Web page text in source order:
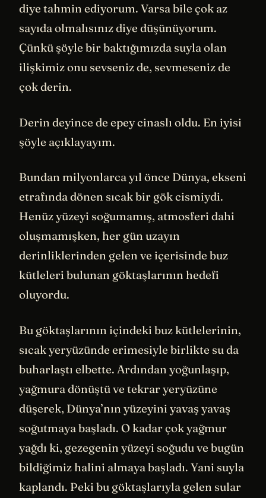
diye tahmin ediyorum. Varsa bile çok az
sayıda olmalısınız diye düşünüyorum.
Çünkü şöyle bir baktığımızda suyla olan
ilişkimiz onu sevseniz de, sevmeseniz de
çok derin.
Derin deyince de epey cinaslı oldu. En iyisi
şöyle açıklayayım.
Bundan milyonlarca yıl önce Dünya, ekseni
etrafında dönen sıcak bir gök cismiydi.
Henüz yüzeyi soğumamış, atmosferi dahi
oluşmamışken, her gün uzayın
derinliklerinden gelen ve içerisinde buz
kütleleri bulunan göktaşlarının hedefi
oluyordu.
Bu göktaşlarının içindeki buz kütlelerinin,
sıcak yeryüzünde erimesiyle birlikte su da
buharlaştı elbette. Ardından yoğunlaşıp,
yağmura dönüştü ve tekrar yeryüzüne
düşerek, Dünya’nın yüzeyini yavaş yavaş
soğutmaya başladı. O kadar çok yağmur
yağdı ki, gezegenin yüzeyi soğudu ve bugün
bildiğimiz halini almaya başladı. Yani suyla
kaplandı. Peki bu göktaşlarıyla gelen sular